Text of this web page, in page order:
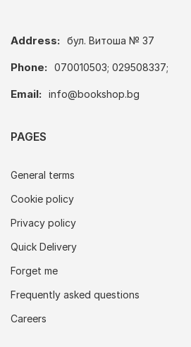
Address: бул. Витоша № 37
Phone: 070010503; 029508337;
Email: info@bookshop.bg
PAGES
General terms
Cookie policy
Privacy policy
Quick Delivery
Forget me
Frequently asked questions
Careers